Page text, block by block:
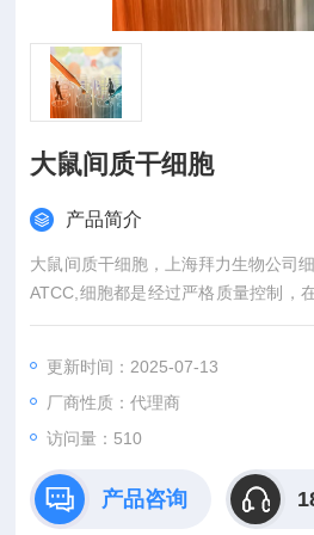
大鼠间质干细胞
产品简介
大鼠间质干细胞，上海拜力生物公司
ATCC,细胞都是经过严格质量控制，
胞与国内广大科研人员之间的沟通桥
更新时间：2025-07-13
厂商性质：代理商
访问量：510
产品咨询